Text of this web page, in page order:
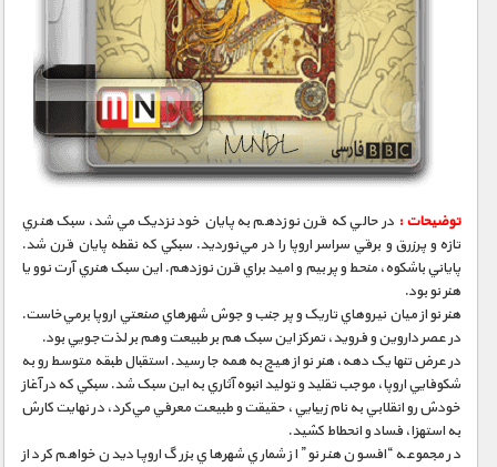
ماورایی
مسابقات / ورزشی
مستند های اختصاصی
توضیحات : در حالي که قرن نوزدهم به پايان خود نزديک مي‌شد، سبک هنري
تازه و پرزرق و برقي سراسر اروپا را در مي‌نورديد. سبکي که نقطه پايان قرن شد.
پاياني باشکوه، منحط و پر بيم و اميد براي قرن نوزدهم. اين سبک هنري آرت نوو يا
هنر نو بود.
هنر نو از ميان نيروهاي تاريک و پر جنب و جوش شهرهاي صنعتي اروپا برمي‌خاست.
در عصر داروين و فرويد، تمرکز اين سبک هم بر طبيعت وهم بر لذت‌جويي بود.
در عرض تنها يک دهه، هنر نو از هيچ به همه جا رسيد. استقبال طبقه متوسط رو به
شکوفايي اروپا، موجب تقليد و توليد انبوه آثاري به اين سبک شد. سبکي که در آغاز
خودش رو انقلابي به نام زيبايي، حقيقت و طبيعت معرفي مي‌کرد، در نهايت کارش
به استهزا، فساد و انحطاط کشيد.
در مجموعه “افسون هنر نو” از شماري شهرهاي بزرگ اروپا ديدن خواهم کرد از